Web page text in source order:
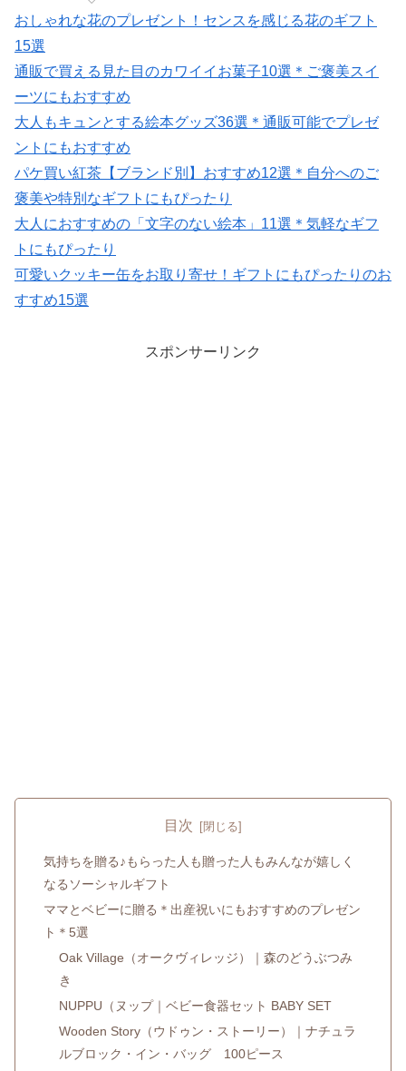
おしゃれな花のプレゼント！センスを感じる花のギフト
15選
通販で買える見た目のカワイイお菓子10選＊ご褒美スイ
ーツにもおすすめ
大人もキュンとする絵本グッズ36選＊通販可能でプレゼ
ントにもおすすめ
パケ買い紅茶【ブランド別】おすすめ12選＊自分へのご
褒美や特別なギフトにもぴったり
大人におすすめの「文字のない絵本」11選＊気軽なギフ
トにもぴったり
可愛いクッキー缶をお取り寄せ！ギフトにもぴったりのお
すすめ15選
スポンサーリンク
目次
気持ちを贈る♪もらった人も贈った人もみんなが嬉しく
なるソーシャルギフト
ママとベビーに贈る＊出産祝いにもおすすめのプレゼン
ト＊5選
Oak Village（オークヴィレッジ）｜森のどうぶつみ
き
NUPPU（ヌップ｜ベビー食器セット BABY SET
Wooden Story（ウドゥン・ストーリー）｜ナチュラ
ルブロック・イン・バッグ 100ピース